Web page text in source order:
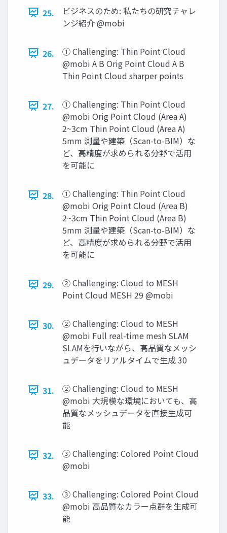
25.
ビジネスのため: 私たちの研究チャレ
ンジ紹介 @mobi
26.
① Challenging: Thin Point Cloud
@mobi A B Orig Point Cloud A B
Thin Point Cloud sharper points
27.
① Challenging: Thin Point Cloud
@mobi Orig Point Cloud (Area A)
2~3cm Thin Point Cloud (Area A)
5mm 測量や建築（Scan-to-BIM）な
ど、高精度が求められる分野で活用
を可能に
28.
① Challenging: Thin Point Cloud
@mobi Orig Point Cloud (Area B)
2~3cm Thin Point Cloud (Area B)
5mm 測量や建築（Scan-to-BIM）な
ど、高精度が求められる分野で活用
を可能に
29.
② Challenging: Cloud to MESH
Point Cloud MESH 29 @mobi
30.
② Challenging: Cloud to MESH
@mobi Full real-time mesh SLAM
SLAMを行いながら、高品質なメッシ
ュデータをリアルタイムで生成 30
31.
② Challenging: Cloud to MESH
@mobi 大規模な環境においても、高
品質なメッシュデータを直接生成可
能
32.
③ Challenging: Colored Point Cloud
@mobi
33.
③ Challenging: Colored Point Cloud
@mobi 高品質なカラー点群を生成可
能